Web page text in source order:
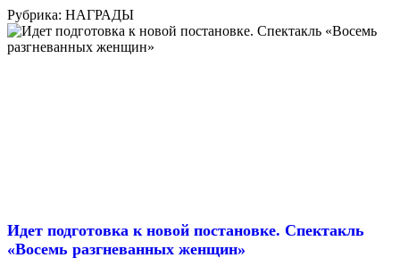
Рубрика: НАГРАДЫ
Идет подготовка к новой постановке. Спектакль
«Восемь разгневанных женщин»